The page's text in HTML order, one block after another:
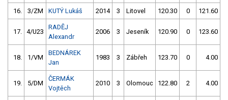
16. 3/ZM KUTÝ Lukáš 2014 3 Litovel 120.30 0 121.60
17. 4/U23
RADĚJ
Alexandr
2006 3 Jeseník 120.90 0 123.60
18. 1/VM
BEDNÁREK
Jan
1983 3 Zábřeh 123.70 0 4.00
19. 5/DM
ČERMÁK
Vojtěch
2010 3 Olomouc 122.80 2 4.00